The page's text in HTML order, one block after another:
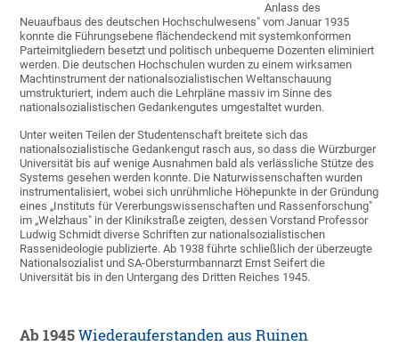
Anlass des
Neuaufbaus des deutschen Hochschulwesens" vom Januar 1935
konnte die Führungsebene flächendeckend mit systemkonformen
Parteimitgliedern besetzt und politisch unbequeme Dozenten eliminiert
werden. Die deutschen Hochschulen wurden zu einem wirksamen
Machtinstrument der nationalsozialistischen Weltanschauung
umstrukturiert, indem auch die Lehrpläne massiv im Sinne des
nationalsozialistischen Gedankengutes umgestaltet wurden.
Unter weiten Teilen der Studentenschaft breitete sich das
nationalsozialistische Gedankengut rasch aus, so dass die Würzburger
Universität bis auf wenige Ausnahmen bald als verlässliche Stütze des
Systems gesehen werden konnte. Die Naturwissenschaften wurden
instrumentalisiert, wobei sich unrühmliche Höhepunkte in der Gründung
eines „Instituts für Vererbungswissenschaften und Rassenforschung"
im „Welzhaus" in der Klinikstraße zeigten, dessen Vorstand Professor
Ludwig Schmidt diverse Schriften zur nationalsozialistischen
Rassenideologie publizierte. Ab 1938 führte schließlich der überzeugte
Nationalsozialist und SA-Obersturmbannarzt Ernst Seifert die
Universität bis in den Untergang des Dritten Reiches 1945.
Ab 1945Wiederauferstanden aus Ruinen